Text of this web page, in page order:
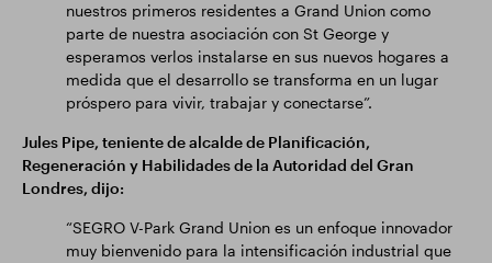
nuestros primeros residentes a Grand Union como
parte de nuestra asociación con St George y
esperamos verlos instalarse en sus nuevos hogares a
medida que el desarrollo se transforma en un lugar
próspero para vivir, trabajar y conectarse”.
Jules Pipe, teniente de alcalde de Planificación,
Regeneración y Habilidades de la Autoridad del Gran
Londres, dijo:
“SEGRO V-Park Grand Union es un enfoque innovador
muy bienvenido para la intensificación industrial que